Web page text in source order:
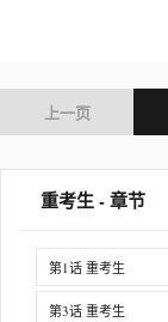
上一页
重考生 - 章节
第1话 重考生
第3话 重考生